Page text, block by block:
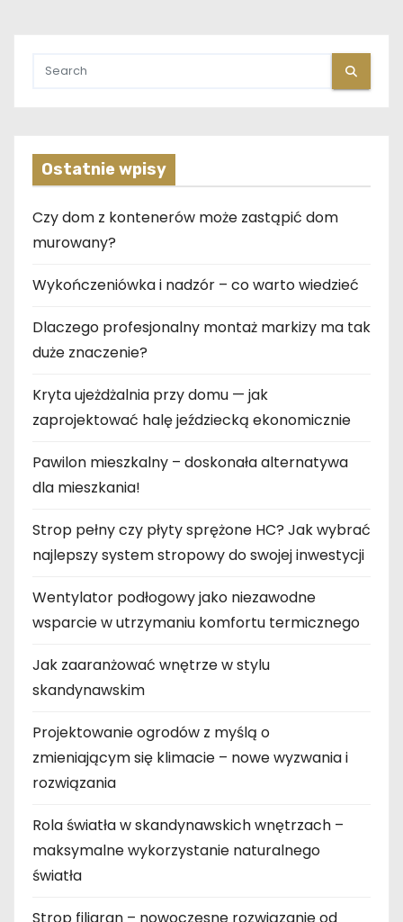
Ostatnie wpisy
Czy dom z kontenerów może zastąpić dom
murowany?
Wykończeniówka i nadzór – co warto wiedzieć
Dlaczego profesjonalny montaż markizy ma tak
duże znaczenie?
Kryta ujeżdżalnia przy domu — jak
zaprojektować halę jeździecką ekonomicznie
Pawilon mieszkalny – doskonała alternatywa
dla mieszkania!
Strop pełny czy płyty sprężone HC? Jak wybrać
najlepszy system stropowy do swojej inwestycji
Wentylator podłogowy jako niezawodne
wsparcie w utrzymaniu komfortu termicznego
Jak zaaranżować wnętrze w stylu
skandynawskim
Projektowanie ogrodów z myślą o
zmieniającym się klimacie – nowe wyzwania i
rozwiązania
Rola światła w skandynawskich wnętrzach –
maksymalne wykorzystanie naturalnego
światła